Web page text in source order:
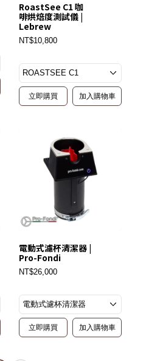
RoastSee C1 咖
啡烘焙度測試儀 |
Lebrew
NT$10,800
立即購買 加入購物車
電動式濾杯清潔器 |
Pro-Fondi
NT$26,000
立即購買 加入購物車